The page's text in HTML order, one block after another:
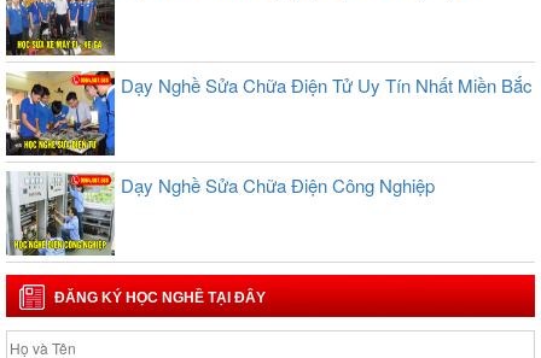
Dạy Nghề Sửa Chữa Điện Tử Uy Tín Nhất Miền Bắc
Dạy Nghề Sửa Chữa Điện Công Nghiệp
ĐĂNG KÝ HỌC NGHỀ TẠI ĐÂY